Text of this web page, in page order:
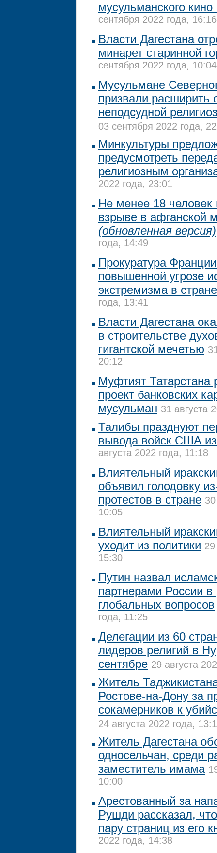
мусульманского кино
сентября 2022 года, 16:16
Власти Дагестана
минарет старинной
сентября 2022 года, 10:04
Мусульмане
призвали расширить
неподсудной
03 сентября 2022 года,
Минкультуры
предусмотреть
религиозным
2022 года, 23:01
Не менее 18 человек
взрыве в афганской
(обновленная версия)
года, 14:49
Прокуратура
повышенной угрозе
экстремизма в стране
года, 13:41
Власти Дагестана
в строительстве
гигантской мечетью
20:12
Муфтият Татарстана
проект банковских
мусульман 31 августа
Талибы празднуют
вывода войск США
августа 2022 года, 11:18
Влиятельный
объявил голодовку
протестов в стране
10:05
Влиятельный
уходит из политики 29
15:30
Путин назвал
партнерами России
глобальных вопросов
года, 11:25
Делегации из 60
лидеров религий в
сентябре 29 августа
Житель
Ростове-на-Дону за
сокамерников к
24 августа 2022 года,
Житель Дагестана
односельчан, среди
заместитель имама
10:00
Арестованный за
Рушди рассказал,
пару страниц из его
2022 года, 14:38